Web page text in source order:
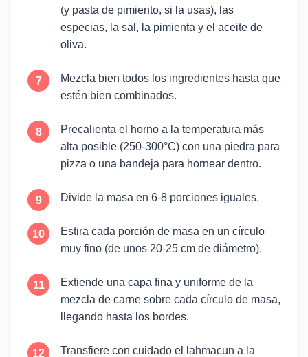
(y pasta de pimiento, si la usas), las
especias, la sal, la pimienta y el aceite de
oliva.
Mezcla bien todos los ingredientes hasta que
estén bien combinados.
Precalienta el horno a la temperatura más
alta posible (250-300°C) con una piedra para
pizza o una bandeja para hornear dentro.
Divide la masa en 6-8 porciones iguales.
Estira cada porción de masa en un círculo
muy fino (de unos 20-25 cm de diámetro).
Extiende una capa fina y uniforme de la
mezcla de carne sobre cada círculo de masa,
llegando hasta los bordes.
Transfiere con cuidado el lahmacun a la